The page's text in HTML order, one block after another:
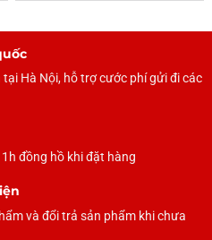
tại Hà Nội, hỗ trợ cước phí gửi đi các
đồng hồ khi đặt hàng
và đổi trả sản phẩm khi chưa